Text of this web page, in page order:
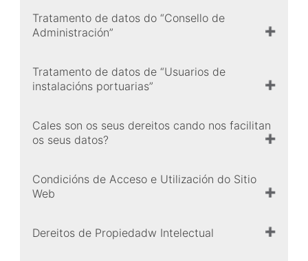
Tratamento de datos do “Consello de
Administración”
Tratamento de datos de “Usuarios de
instalacións portuarias”
Cales son os seus dereitos cando nos facilitan
os seus datos?
Condicións de Acceso e Utilización do Sitio
Web
Dereitos de Propiedadw Intelectual